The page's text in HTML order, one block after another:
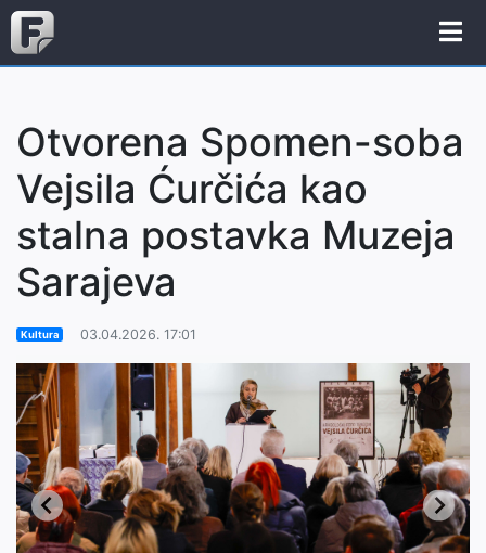
Otvorena Spomen-soba
Vejsila Ćurčića kao
stalna postavka Muzeja
Sarajeva
Kultura 03.04.2026. 17:01